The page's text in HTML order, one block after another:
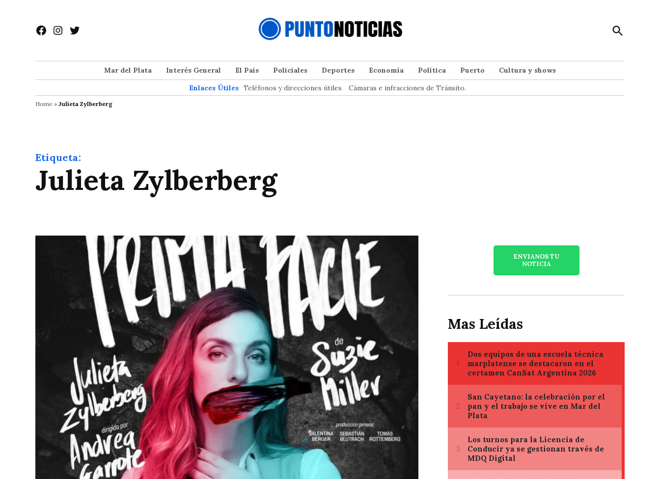
contenido
Facebook
Instagram
Twitter
Open
Search
Mar del Plata Interés General El País Policiales Deportes Economía Política Puerto
Cultura y shows
Enlaces Útiles Teléfonos y direcciones útiles Cámaras e infracciones de Tránsito.
Home » Julieta Zylberberg
Etiqueta:
Julieta Zylberberg
ENVIANOS TU
NOTICIA
Mas Leídas